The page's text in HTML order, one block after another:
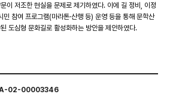
이 저조한 현실을 문제로 제기하였다. 이에 길 정비, 이정
참여 프로그램(마라톤·산행 등) 운영 등을 통해 문학산
도심형 문화길로 활성화하는 방안을 제안하였다.
02-00003346